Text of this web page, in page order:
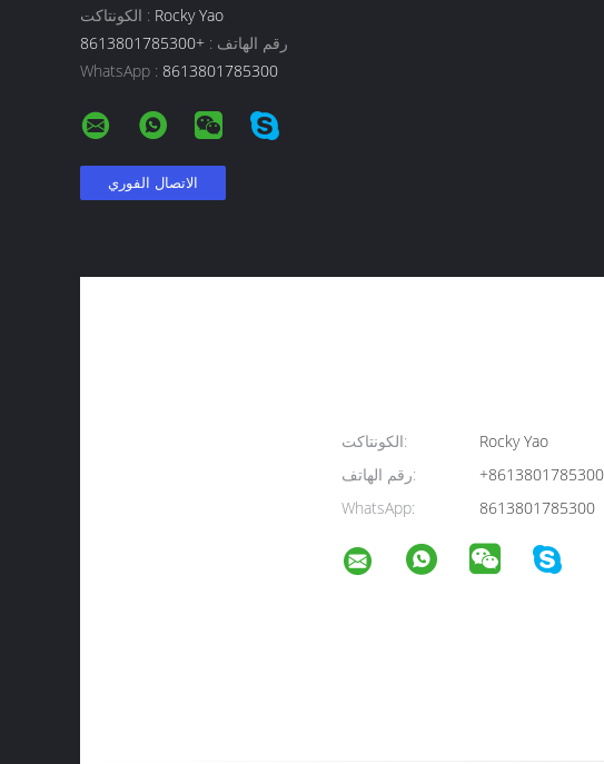
الكونتاكت : Rocky Yao
رقم الهاتف : +8613801785300
WhatsApp : 8613801785300
الكونتاكت:
Rocky Yao
رقم الهاتف:
+8613801785300
WhatsApp:
8613801785300